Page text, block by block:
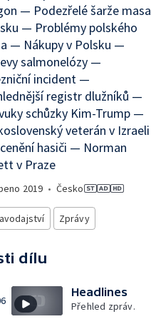
— Podezřelé šarže masa
— Problémy polského
— Nákupy v Polsku —
salmonelózy —
incident —
registr dlužníků —
schůzky Kim-Trump —
veterán v Izraeli
hasiči — Norman
v Praze
2019 • Česko
Zprávy
dílu
Headlines
Přehled zpráv.